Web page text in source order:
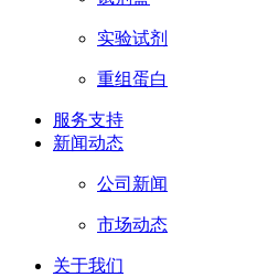
实验试剂
重组蛋白
服务支持
新闻动态
公司新闻
市场动态
关于我们